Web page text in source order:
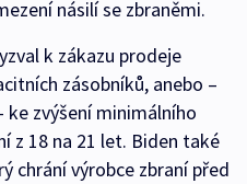
násilí se zbraněmi.
k zákazu prodeje
zásobníků, anebo –
zvýšení minimálního
z 18 na 21 let. Biden také
chrání výrobce zbraní před